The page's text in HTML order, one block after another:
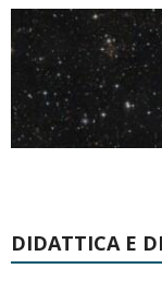
DIDATTICA E